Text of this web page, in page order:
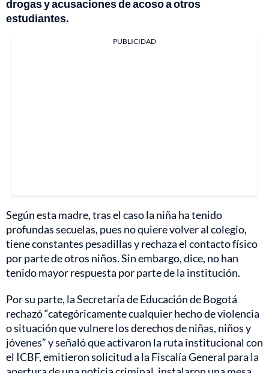
drogas y acusaciones de acoso a otros
estudiantes.
PUBLICIDAD
Según esta madre, tras el caso la niña ha tenido
profundas secuelas, pues no quiere volver al colegio,
tiene constantes pesadillas y rechaza el contacto físico
por parte de otros niños. Sin embargo, dice, no han
tenido mayor respuesta por parte de la institución.
Por su parte, la Secretaría de Educación de Bogotá
rechazó “categóricamente cualquier hecho de violencia
o situación que vulnere los derechos de niñas, niños y
jóvenes” y señaló que activaron la ruta institucional con
el ICBF, emitieron solicitud a la Fiscalía General para la